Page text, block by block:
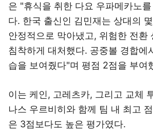
은 "휴식을 취한 다요 우파메카노
다. 한국 출신인 김민재는 상대의
안정적으로 막아냈고, 위험한 전환
침착하게 대처했다. 공중볼 경합에
습을 보여줬다"며 평점 2점을 부여
이는 케인, 고레츠카, 그리고 교체
나스 우르비히와 함께 팀 내 최고
은 3점보다도 높은 평가였다.